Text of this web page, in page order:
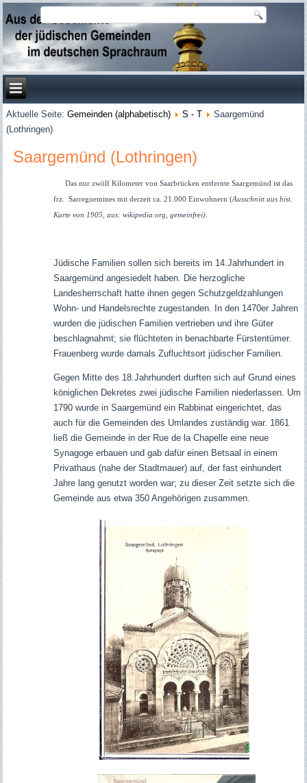
Aktuelle Seite:Gemeinden (alphabetisch) S - T
Saargemünd
(Lothringen)
Saargemünd (Lothringen)
Das nur zwölf Kilometer von Saarbrücken entfernte Saargemünd ist das
frz. Sarreguemines mit derzeit ca. 21.000 Einwohnern (Ausschnitt aus hist.
Karte von 1905, aus: wikipedia.org, gemeinfrei).
Jüdische Familien sollen sich bereits im 14.Jahrhundert in
Saargemünd angesiedelt haben. Die herzogliche
Landesherrschaft hatte ihnen gegen Schutzgeldzahlungen
Wohn- und Handelsrechte zugestanden. In den 1470er Jahren
wurden die jüdischen Familien vertrieben und ihre Güter
beschlagnahmt; sie flüchteten in benachbarte Fürstentümer.
Frauenberg wurde damals Zufluchtsort jüdischer Familien.
Gegen Mitte des 18.Jahrhundert durften sich auf Grund eines
königlichen Dekretes zwei jüdische Familien niederlassen. Um
1790 wurde in Saargemünd ein Rabbinat eingerichtet, das
auch für die Gemeinden des Umlandes zuständig war. 1861
ließ die Gemeinde in der Rue de la Chapelle eine neue
Synagoge erbauen und gab dafür einen Betsaal in einem
Privathaus (nahe der Stadtmauer) auf, der fast einhundert
Jahre lang genutzt worden war; zu dieser Zeit setzte sich die
Gemeinde aus etwa 350 Angehörigen zusammen.